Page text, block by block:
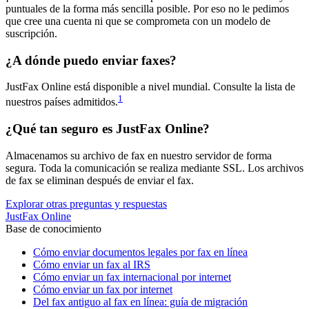
puntuales de la forma más sencilla posible. Por eso no le pedimos
que cree una cuenta ni que se comprometa con un modelo de
suscripción.
¿A dónde puedo enviar faxes?
JustFax Online está disponible a nivel mundial. Consulte la lista de
nuestros países admitidos.1
¿Qué tan seguro es JustFax Online?
Almacenamos su archivo de fax en nuestro servidor de forma
segura. Toda la comunicación se realiza mediante SSL. Los archivos
de fax se eliminan después de enviar el fax.
Explorar otras preguntas y respuestas
JustFax Online
Base de conocimiento
Cómo enviar documentos legales por fax en línea
Cómo enviar un fax al IRS
Cómo enviar un fax internacional por internet
Cómo enviar un fax por internet
Del fax antiguo al fax en línea: guía de migración